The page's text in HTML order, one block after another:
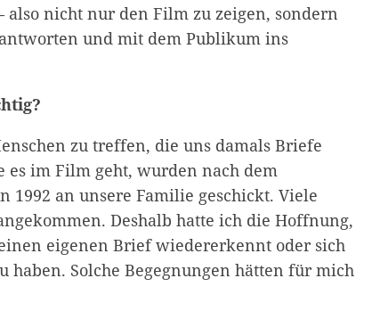
also nicht nur den Film zu zeigen, sondern
und mit dem Publikum ins
zu treffen, die uns damals Briefe
es im Film geht, wurden nach dem
1992 an unsere Familie geschickt. Viele
Deshalb hatte ich die Hoffnung,
eigenen Brief wiedererkennt oder sich
haben. Solche Begegnungen hätten für mich